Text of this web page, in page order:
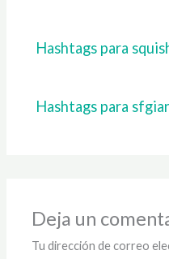
Hashtags para
Hashtags para
Deja un
Tu dirección de correo